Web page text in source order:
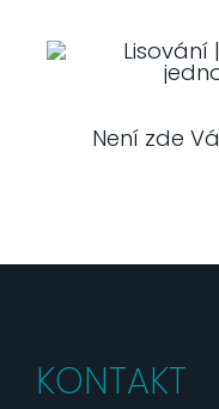
Není zde
KONTAKT